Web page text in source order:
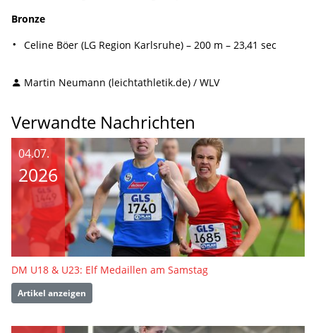
Bronze
Celine Böer (LG Region Karlsruhe) – 200 m – 23,41 sec
Martin Neumann (leichtathletik.de) / WLV
Verwandte Nachrichten
04.07.
2026
DM U18 & U23: Elf Medaillen am Samstag
Artikel anzeigen